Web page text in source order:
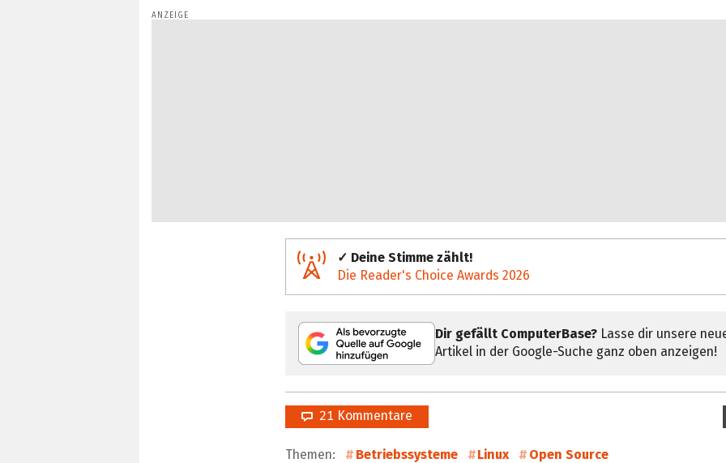
✓ Deine Stimme zählt!
Die Reader's Choice Awards 2026
Dir gefällt ComputerBase? Lasse dir unsere
Artikel in der Google-Suche ganz oben anzeigen!
21 Kommentare
Themen: Betriebssysteme Linux Open Source